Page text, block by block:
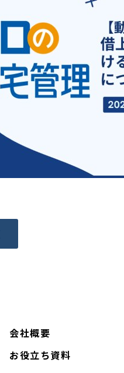
会社概要
お役立ち資料